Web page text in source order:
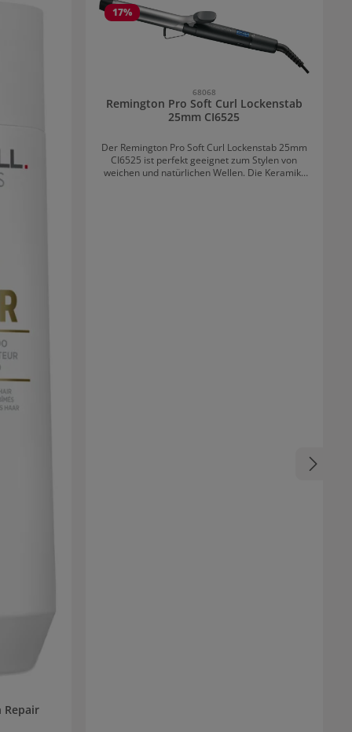
Repair
17%
68068
Remington Pro Soft Curl Lockenstab
25mm CI6525
Der Remington Pro Soft Curl Lockenstab 25mm
CI6525 ist perfekt geeignet zum Stylen von
weichen und natürlichen Wellen. Die Keramik-